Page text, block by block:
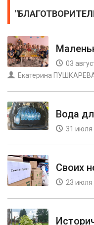
03
Екатерина
Вода
31 июля
Своих
23 июля